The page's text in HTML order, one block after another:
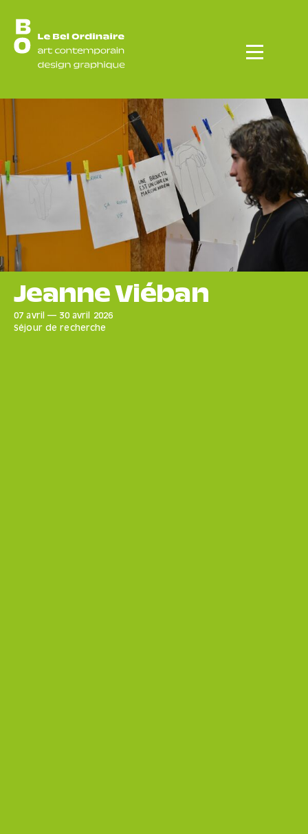
Menu
Jeanne Viéban
07 avril — 30 avril
2026
Séjour de recherche